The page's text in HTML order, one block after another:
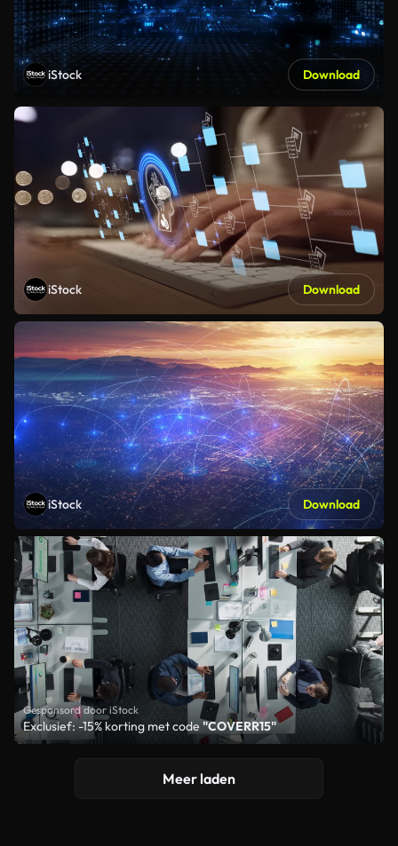
iStock Download
iStock Download
iStock Download
Gesponsord door iStock
Exclusief: -15% korting met code "COVERR15"
Meer laden